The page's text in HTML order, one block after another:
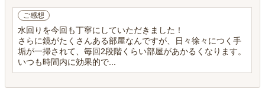
ご感想
水回りを今回も丁寧にしていただきました！
さらに鏡がたくさんある部屋なんですが、日々徐々につく手
垢が一掃されて、毎回2段階くらい部屋があかるくなります。
いつも時間内に効果的で...